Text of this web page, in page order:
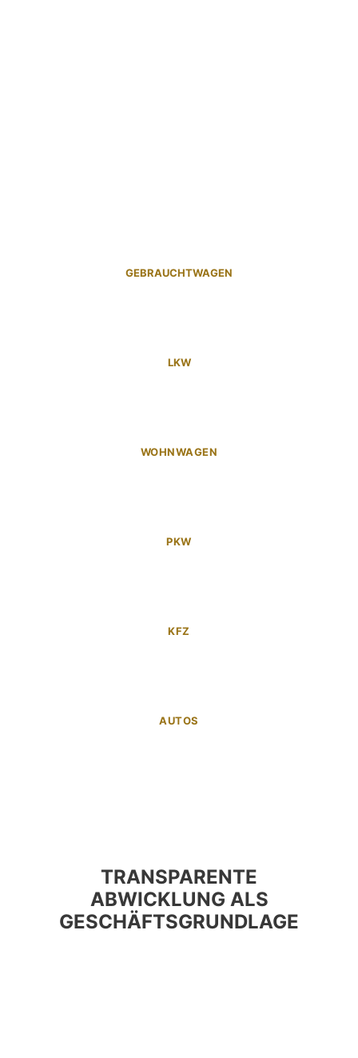
GEBRAUCHTWAGEN
LKW
WOHNWAGEN
PKW
KFZ
AUTOS
TRANSPARENTE
ABWICKLUNG ALS
GESCHÄFTSGRUNDLAGE